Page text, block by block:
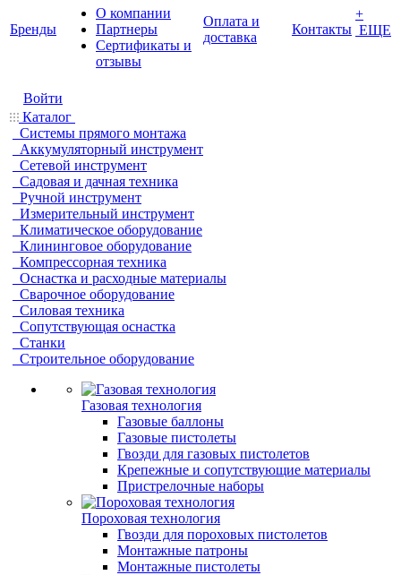
Бренды
О компании
Партнеры
Cертификаты и
отзывы
Оплата и
доставка
Контакты
+
ЕЩЕ
Войти
Каталог
Системы прямого монтажа
Аккумуляторный инструмент
Сетевой инструмент
Садовая и дачная техника
Ручной инструмент
Измерительный инструмент
Климатическое оборудование
Клининговое оборудование
Компрессорная техника
Оснастка и расходные материалы
Сварочное оборудование
Силовая техника
Сопутствующая оснастка
Станки
Строительное оборудование
Газовая технология
Газовые баллоны
Газовые пистолеты
Гвозди для газовых пистолетов
Крепежные и сопутствующие материалы
Пристрелочные наборы
Пороховая технология
Гвозди для пороховых пистолетов
Монтажные патроны
Монтажные пистолеты